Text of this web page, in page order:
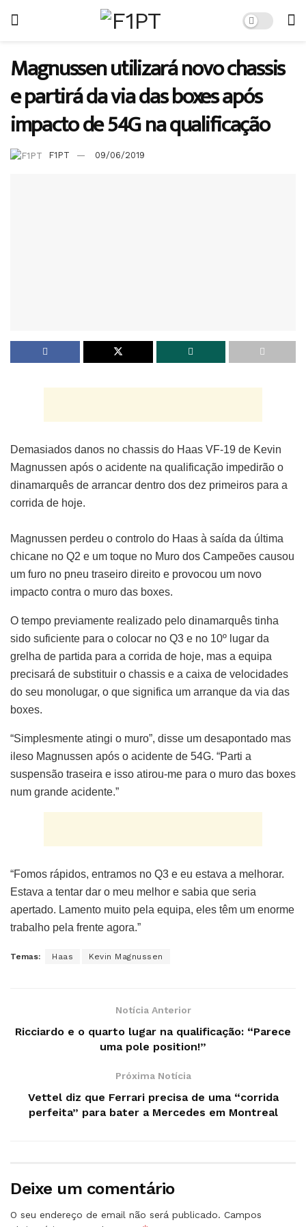
Magnussen utilizará novo chassis
e partirá da via das boxes após
impacto de 54G na qualificação
F1PT 09/06/2019
Demasiados danos no chassis do Haas VF-19 de Kevin
Magnussen após o acidente na qualificação impedirão o
dinamarquês de arrancar dentro dos dez primeiros para a
corrida de hoje.
Magnussen perdeu o controlo do Haas à saída da última
chicane no Q2 e um toque no Muro dos Campeões causou
um furo no pneu traseiro direito e provocou um novo
impacto contra o muro das boxes.
O tempo previamente realizado pelo dinamarquês tinha
sido suficiente para o colocar no Q3 e no 10º lugar da
grelha de partida para a corrida de hoje, mas a equipa
precisará de substituir o chassis e a caixa de velocidades
do seu monolugar, o que significa um arranque da via das
boxes.
“Simplesmente atingi o muro”, disse um desapontado mas
ileso Magnussen após o acidente de 54G. “Parti a
suspensão traseira e isso atirou-me para o muro das boxes
num grande acidente.”
“Fomos rápidos, entramos no Q3 e eu estava a melhorar.
Estava a tentar dar o meu melhor e sabia que seria
apertado. Lamento muito pela equipa, eles têm um enorme
trabalho pela frente agora.”
Temas: Haas Kevin Magnussen
Notícia Anterior
Ricciardo e o quarto lugar na qualificação: “Parece
uma pole position!”
Próxima Notícia
Vettel diz que Ferrari precisa de uma “corrida
perfeita” para bater a Mercedes em Montreal
Deixe um comentário
O seu endereço de email não será publicado. Campos